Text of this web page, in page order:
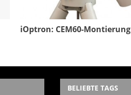
iOptron: CEM60-Montierung
BELIEBTE TAGS